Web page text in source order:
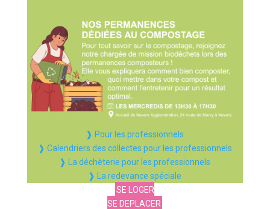
❱ Pour les professionnels
❱ Calendriers des collectes pour les professionnels
❱ La déchèterie pour les professionnels
❱ La redevance spéciale
SE LOGER
SE DEPLACER